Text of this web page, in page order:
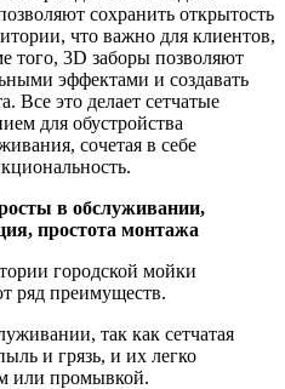
сохранить открытость
что важно для клиентов,
3D заборы позволяют
эффектами и создавать
Все это делает сетчатые
для обустройства
сочетая в себе
в обслуживании,
простота монтажа
городской мойки
ряд преимуществ.
так как сетчатая
и грязь, и их легко
или промывкой.